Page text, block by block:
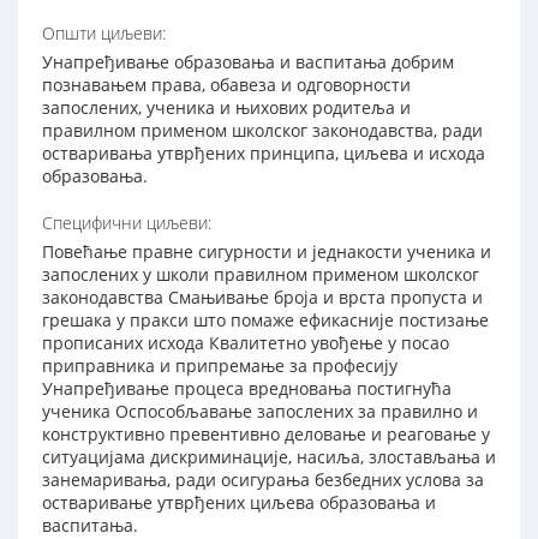
Општи циљеви:
Унапређивање образовања и васпитања добрим
познавањем права, обавеза и одговорности
запослених, ученика и њихових родитеља и
правилном применом школског законодавства, ради
остваривања утврђених принципа, циљева и исхода
образовања.
Специфични циљеви:
Повећање правне сигурности и једнакости ученика и
запослених у школи правилном применом школског
законодавства Смањивање броја и врста пропуста и
грешака у пракси што помаже ефикасније постизање
прописаних исхода Квалитетно увођење у посао
приправника и припремање за професију
Унапређивање процеса вредновања постигнућа
ученика Оспособљавање запослених за правилно и
конструктивно превентивно деловање и реаговање у
ситуацијама дискриминације, насиља, злостављања и
занемаривања, ради осигурања безбедних услова за
остваривање утврђених циљева образовања и
васпитања.